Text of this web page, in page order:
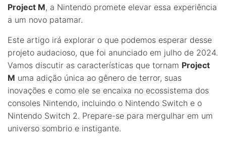
Project M, a Nintendo promete elevar essa experiência
a um novo patamar.
Este artigo irá explorar o que podemos esperar desse
projeto audacioso, que foi anunciado em julho de 2024.
Vamos discutir as características que tornam Project
M uma adição única ao gênero de terror, suas
inovações e como ele se encaixa no ecossistema dos
consoles Nintendo, incluindo o Nintendo Switch e o
Nintendo Switch 2. Prepare-se para mergulhar em um
universo sombrio e instigante.